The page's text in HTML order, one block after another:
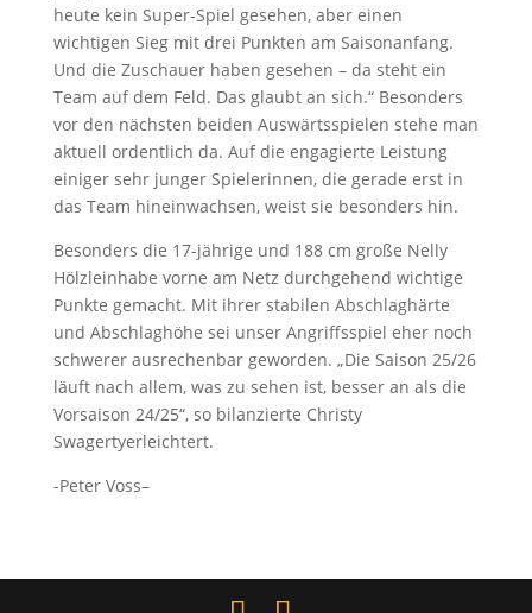
heute kein Super-Spiel gesehen, aber einen
wichtigen Sieg mit drei Punkten am Saisonanfang.
Und die Zuschauer haben gesehen – da steht ein
Team auf dem Feld. Das glaubt an sich.“ Besonders
vor den nächsten beiden Auswärtsspielen stehe man
aktuell ordentlich da. Auf die engagierte Leistung
einiger sehr junger Spielerinnen, die gerade erst in
das Team hineinwachsen, weist sie besonders hin.
Besonders die 17-jährige und 188 cm große Nelly
Hölzleinhabe vorne am Netz durchgehend wichtige
Punkte gemacht. Mit ihrer stabilen Abschlaghärte
und Abschlaghöhe sei unser Angriffsspiel eher noch
schwerer ausrechenbar geworden. „Die Saison 25/26
läuft nach allem, was zu sehen ist, besser an als die
Vorsaison 24/25“, so bilanzierte Christy
Swagertyerleichtert.
-Peter Voss–